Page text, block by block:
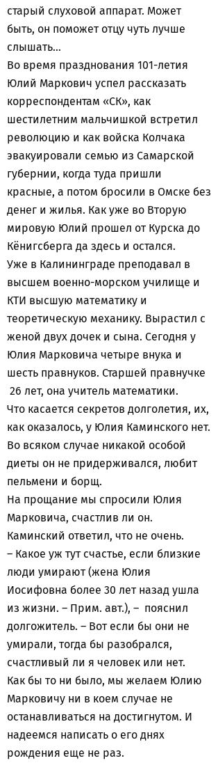
старый слуховой аппарат. Может
быть, он поможет отцу чуть лучше
слышать…
Во время празднования 101-летия
Юлий Маркович успел рассказать
корреспондентам «СК», как
шестилетним мальчишкой встретил
революцию и как войска Колчака
эвакуировали семью из Самарской
губернии, когда туда пришли
красные, а потом бросили в Омске без
денег и жилья. Как уже во Вторую
мировую Юлий прошел от Курска до
Кёнигсберга да здесь и остался.
Уже в Калининграде преподавал в
высшем военно-морском училище и
КТИ высшую математику и
теоретическую механику. Вырастил с
женой двух дочек и сына. Сегодня у
Юлия Марковича четыре внука и
шесть правнуков. Старшей правнучке
26 лет, она учитель математики.
Что касается секретов долголетия, их,
как оказалось, у Юлия Каминского нет.
Во всяком случае никакой особой
диеты он не придерживался, любит
пельмени и борщ.
На прощание мы спросили Юлия
Марковича, счастлив ли он.
Каминский ответил, что не очень.
– Какое уж тут счастье, если близкие
люди умирают (жена Юлия
Иосифовна более 30 лет назад ушла
из жизни. – Прим. авт.), – пояснил
долгожитель. – Вот если бы они не
умирали, тогда бы разобрался,
счастливый ли я человек или нет.
Как бы то ни было, мы желаем Юлию
Марковичу ни в коем случае не
останавливаться на достигнутом. И
надеемся написать о его днях
рождения еще не раз.